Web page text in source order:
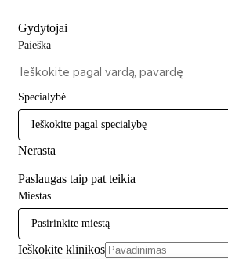
Gydytojai
Paieška
Specialybė
Ieškokite pagal specialybę
Nerasta
Paslaugas taip pat teikia
Miestas
Pasirinkite miestą
Ieškokite klinikos